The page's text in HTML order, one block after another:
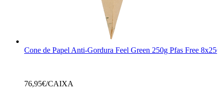
Cone de Papel Anti-Gordura Feel Green 250g Pfas Free
76,95€/CAIXA